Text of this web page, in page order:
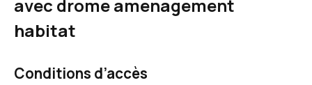
avec drome amenagement
habitat
Conditions d’accès